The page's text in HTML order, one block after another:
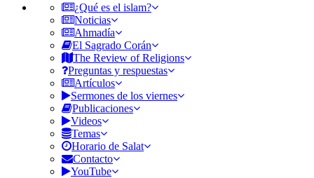
¿Qué es el islam?
Noticias
Ahmadía
El Sagrado Corán
The Review of Religions
Preguntas y respuestas
Artículos
Sermones de los viernes
Publicaciones
Videos
Temas
Horario de Salat
Contacto
YouTube